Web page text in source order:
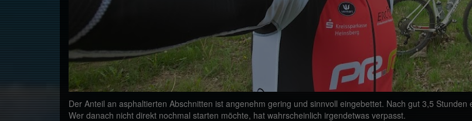
Der Anteil an asphaltierten Abschnitten ist angenehm gering und sinnvoll eingebettet. Nach gut 3,5
Wer danach nicht direkt nochmal starten möchte, hat wahrscheinlich irgendetwas verpasst.